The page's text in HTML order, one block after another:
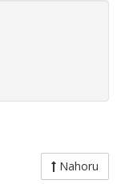
Nahoru